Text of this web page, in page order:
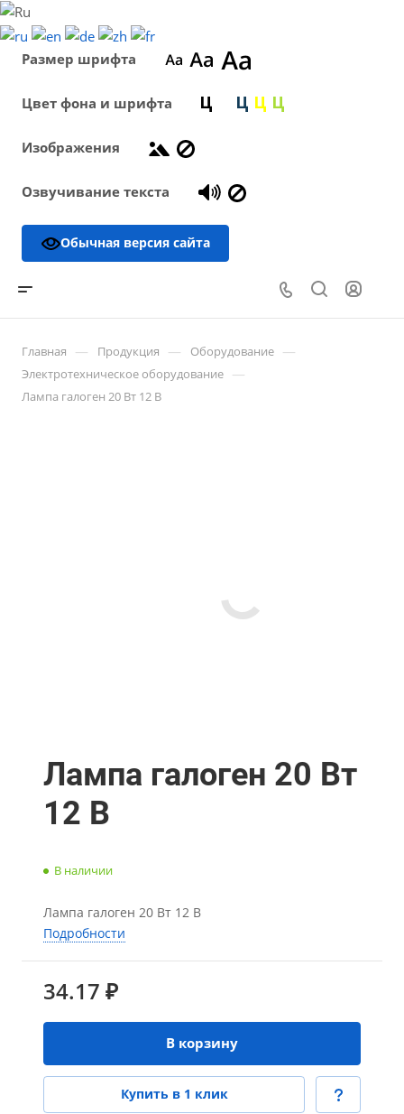
Размер шрифта
Цвет фона и шрифта
Изображения
Озвучивание текста
Обычная версия сайта
Главная — Продукция — Оборудование —
Электротехническое оборудование —
Лампа галоген 20 Вт 12 В
Лампа галоген 20 Вт
12 В
В наличии
Лампа галоген 20 Вт 12 В
Подробности
34.17 ₽
В корзину
Купить в 1 клик